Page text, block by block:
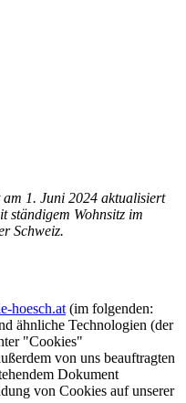
1. Juni 2024 aktualisiert
ständigem Wohnsitz im
Schweiz.
hoesch.at (im folgenden:
ähnliche Technologien (der
"Cookies"
von uns beauftragten
Dokument
von Cookies auf unserer